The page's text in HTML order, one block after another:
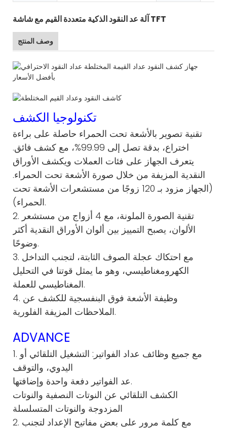
آلة عد النقود الذكية متعددة القيم مع شاشة TFT
وصف المنتج
تكنولوجيا الكشف
تقنية تصوير بالأشعة تحت الحمراء حاصلة على براءة
اختراع، بدقة تصل إلى 99.99%، مع كشف فائق.
يتعرف الجهاز على فئات العملات ويكشف الأوراق
النقدية المزيفة من خلال صورة الأشعة تحت الحمراء.
(الجهاز مزود بـ 120 زوجًا من مستشعرات الأشعة تحت
الحمراء).
2. تقنية الصورة الملونة، مع 4 أزواج من مستشعر
الألوان، يصبح التمييز بين ألوان الأوراق النقدية أكثر
وضوحًا.
3. مع احتكاك عجلة الصوف الثابتة، لتجنب التداخل
الكهرومغناطيسي، وهو ما يمثل قوتنا في التحليل
المغناطيسي للعملة.
4. وظيفة الأشعة فوق البنفسجية للكشف عن
الملاحظات المزيفة الفلورية.
ADVANCE
1. مع جميع وظائف عداد الفواتير: التشغيل التلقائي أو
اليدوي، والتوقف
عد الفواتير دفعة واحدة وإضافتها.
الكشف التلقائي عن النوتات النصفية والنوتات
المزدوجة والنوتات المتسلسلة
2. مع كلمة مرور على بعض مفاتيح الإعداد لتجنب